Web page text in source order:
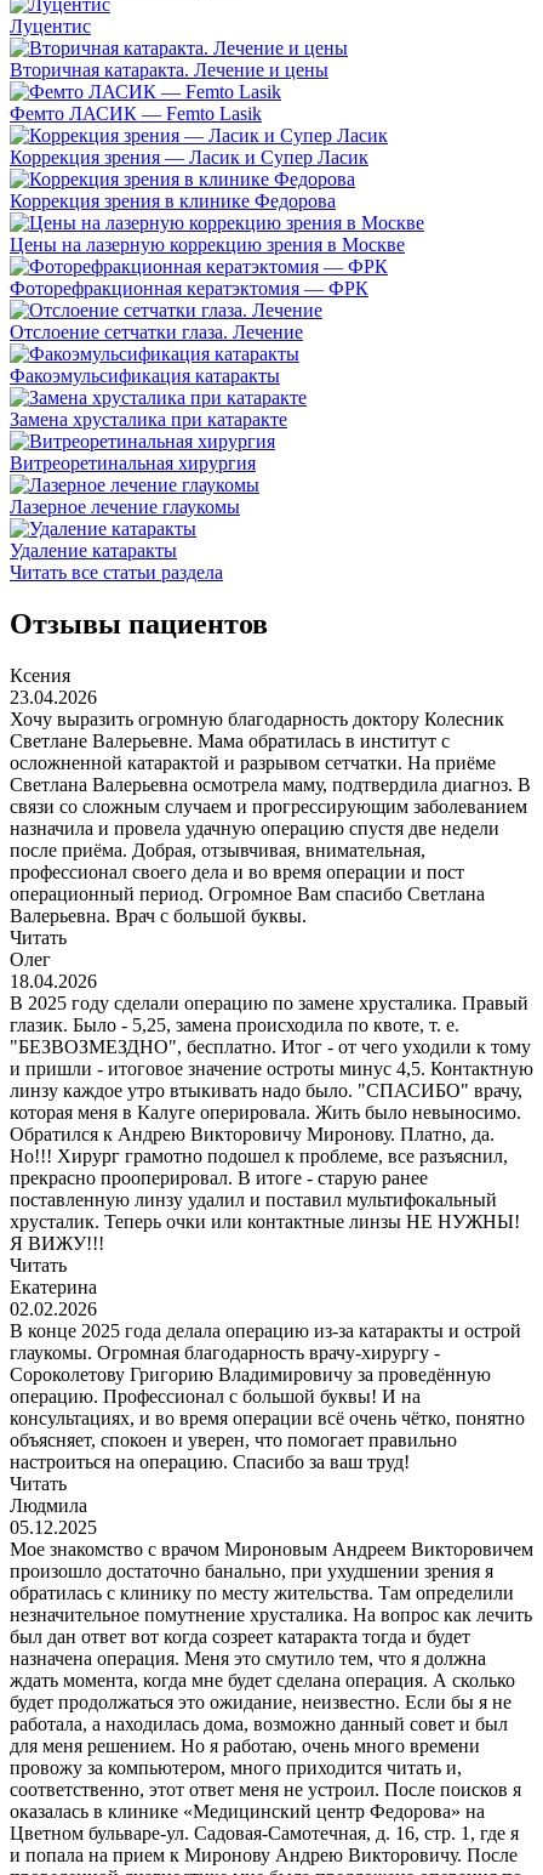
Луцентис
Вторичная катаракта. Лечение и цены
Фемто ЛАСИК — Femto Lasik
Коррекция зрения — Ласик и Супер Ласик
Коррекция зрения в клинике Федорова
Цены на лазерную коррекцию зрения в Москве
Фоторефракционная кератэктомия — ФРК
Отслоение сетчатки глаза. Лечение
Факоэмульсификация катаракты
Замена хрусталика при катаракте
Витреоретинальная хирургия
Лазерное лечение глаукомы
Удаление катаракты
Читать все статьи раздела
Отзывы пациентов
Ксения
23.04.2026
Хочу выразить огромную благодарность доктору Колесник
Светлане Валерьевне. Мама обратилась в институт с
осложненной катарактой и разрывом сетчатки. На приёме
Светлана Валерьевна осмотрела маму, подтвердила диагноз. В
связи со сложным случаем и прогрессирующим заболеванием
назначила и провела удачную операцию спустя две недели
после приёма. Добрая, отзывчивая, внимательная,
профессионал своего дела и во время операции и пост
операционный период. Огромное Вам спасибо Светлана
Валерьевна. Врач с большой буквы.
Читать
Олег
18.04.2026
В 2025 году сделали операцию по замене хрусталика. Правый
глазик. Было - 5,25, замена происходила по квоте, т. е.
"БЕЗВОЗМЕЗДНО", бесплатно. Итог - от чего уходили к тому
и пришли - итоговое значение остроты минус 4,5. Контактную
линзу каждое утро втыкивать надо было. "СПАСИБО" врачу,
которая меня в Калуге оперировала. Жить было невыносимо.
Обратился к Андрею Викторовичу Миронову. Платно, да.
Но!!! Хирург грамотно подошел к проблеме, все разъяснил,
прекрасно прооперировал. В итоге - старую ранее
поставленную линзу удалил и поставил мультифокальный
хрусталик. Теперь очки или контактные линзы НЕ НУЖНЫ!
Я ВИЖУ!!!
Читать
Екатерина
02.02.2026
В конце 2025 года делала операцию из-за катаракты и острой
глаукомы. Огромная благодарность врачу-хирургу -
Сороколетову Григорию Владимировичу за проведённую
операцию. Профессионал с большой буквы! И на
консультациях, и во время операции всё очень чётко, понятно
объясняет, спокоен и уверен, что помогает правильно
настроиться на операцию. Спасибо за ваш труд!
Читать
Людмила
05.12.2025
Мое знакомство с врачом Мироновым Андреем Викторовичем
произошло достаточно банально, при ухудшении зрения я
обратилась с клинику по месту жительства. Там определили
незначительное помутнение хрусталика. На вопрос как лечить
был дан ответ вот когда созреет катаракта тогда и будет
назначена операция. Меня это смутило тем, что я должна
ждать момента, когда мне будет сделана операция. А сколько
будет продолжаться это ожидание, неизвестно. Если бы я не
работала, а находилась дома, возможно данный совет и был
для меня решением. Но я работаю, очень много времени
провожу за компьютером, много приходится читать и,
соответственно, этот ответ меня не устроил. После поисков я
оказалась в клинике «Медицинский центр Федорова» на
Цветном бульваре-ул. Садовая-Самотечная, д. 16, стр. 1, где я
и попала на прием к Миронову Андрею Викторовичу. После